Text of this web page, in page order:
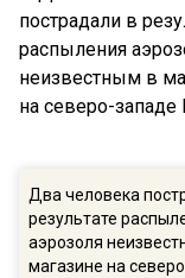
Два человека
результате
аэрозоля
магазине на